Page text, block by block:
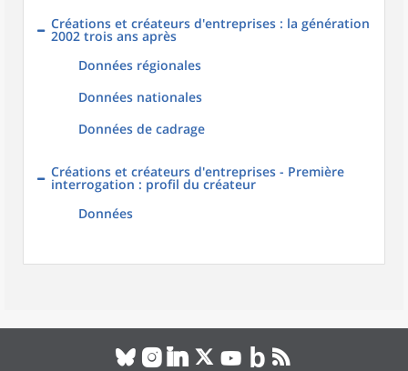
Créations et créateurs d'entreprises : la génération
2002 trois ans après
Données régionales
Données nationales
Données de cadrage
Créations et créateurs d'entreprises - Première
interrogation : profil du créateur
Données